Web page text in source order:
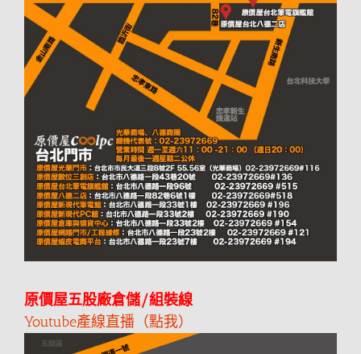
原價屋五股廠倉儲/組裝線
Youtube產線直播（點我）